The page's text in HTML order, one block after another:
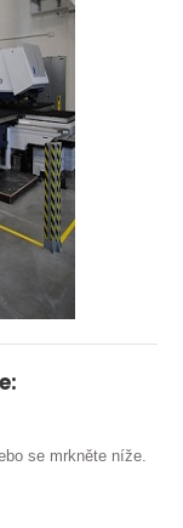
se mrkněte níže.